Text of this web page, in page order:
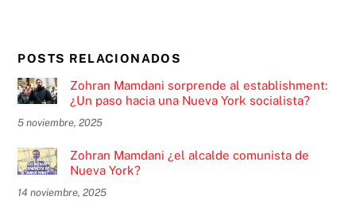
POSTS RELACIONADOS
Zohran Mamdani sorprende al establishment:
¿Un paso hacia una Nueva York socialista?
5 noviembre, 2025
Zohran Mamdani ¿el alcalde comunista de
Nueva York?
14 noviembre, 2025